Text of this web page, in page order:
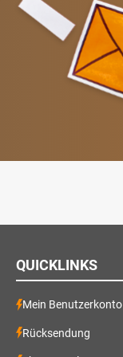
QUICKLINKS
Mein Benutzerkonto
Rücksendung